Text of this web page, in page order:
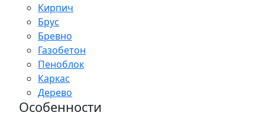
Кирпич
Брус
Бревно
Газобетон
Пеноблок
Каркас
Дерево
Особенности